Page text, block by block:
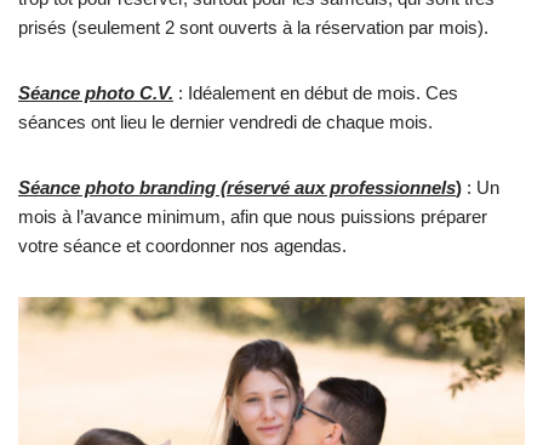
prisés (seulement 2 sont ouverts à la réservation par mois).
Séance photo C.V. : Idéalement en début de mois. Ces
séances ont lieu le dernier vendredi de chaque mois.
Séance photo branding (réservé aux professionnels) : Un
mois à l’avance minimum, afin que nous puissions préparer
votre séance et coordonner nos agendas.